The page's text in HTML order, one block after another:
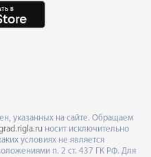
указанных на сайте. Обращаем
носит исключительно
условиях не является
п. 2 ст. 437 ГК РФ. Для